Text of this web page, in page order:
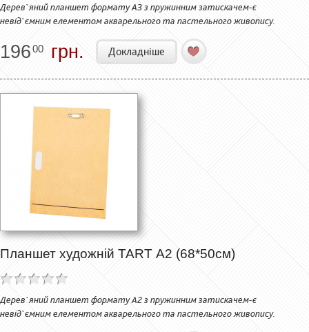
Дерев`яний планшет формату А3 з пружинним затискачем-є
невід`ємним елементом акварельного та пастельного живопису.
19600 грн. Докладніше
Планшет художній TART А2 (68*50см)
Дерев`яний планшет формату А2 з пружинним затискачем-є
невід`ємним елементом акварельного та пастельного живопису.